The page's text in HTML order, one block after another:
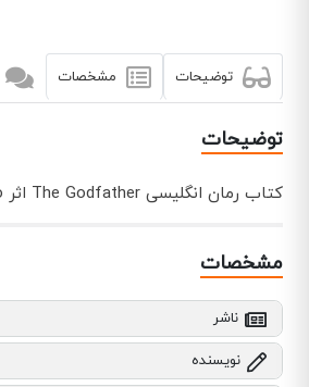
توضیحات مشخصات
توضیحات
کتاب رمان انگلیسی The Godfather اثر Mario Puzo توسط انتشارات جنگل به چاپ رسیده است.
مشخصات
ناشر
نویسنده